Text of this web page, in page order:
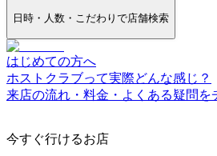
日時・人数・こだわりで店舗検索
はじめての方へ
ホストクラブって実際どんな感じ？
来店の流れ・料金・よくある疑問を
今すぐ行けるお店